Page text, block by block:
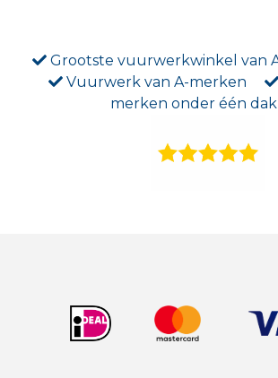
Grootste vuurwerkwinkel van
Vuurwerk van A-merken
merken onder één dak